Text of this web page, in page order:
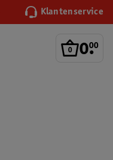
Klantenservice
0.
00